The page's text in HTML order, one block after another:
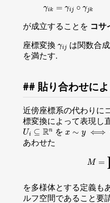
が成立することを コサ
座標変換
は関数合
を満たす.
貼り合わせに
近傍座標系の代わりに
標変換によって表現し
Ui⊆Rn を x∼y ⟺γij(
あわせた
M
を多様体とする定義も
ルフ空間であること要